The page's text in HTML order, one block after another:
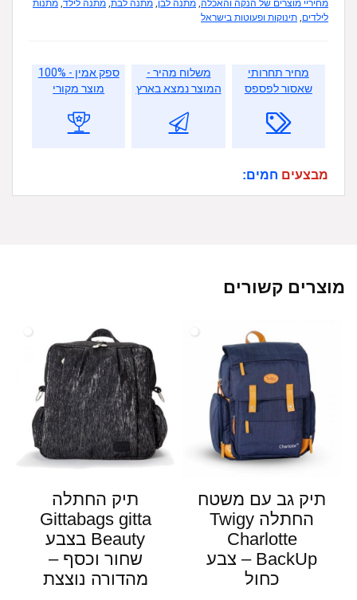
מחיריי מוצרים של הנקה והאכלה מתנה לבן מתנה לבת מתנה לילד מתנות
לילדים תינוקות ופעוטות בישראל
מחיר תחרותי
שאסור לפספס
משלוח מהיר -
המוצר נמצא בארץ
ספק אמין - 100%
מוצר מקורי
מבצעים חמים:
מוצרים קשורים
תיק גב עם משטח
החתלה Twigy
Charlotte
BackUp – צבע
כחול
תיק החתלה
Gittabags gitta
Beauty בצבע
שחור וכסף –
מהדורה נוצצת